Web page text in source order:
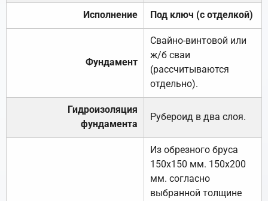
Исполнение Под ключ (с отделкой)
Фундамент
Свайно-винтовой или
ж/б сваи
(рассчитываются
отдельно).
Гидроизоляция
фундамента
Рубероид в два слоя.
Из обрезного бруса
150х150 мм. 150х200
мм. согласно
выбранной толщине